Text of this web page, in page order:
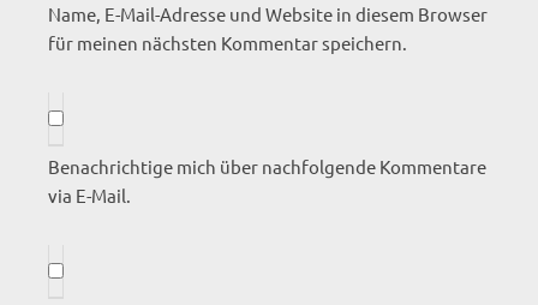
Name, E-Mail-Adresse und Website in diesem Browser
für meinen nächsten Kommentar speichern.
Benachrichtige mich über nachfolgende Kommentare
via E-Mail.